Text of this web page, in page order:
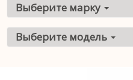
Выберите марку
Выберите модель